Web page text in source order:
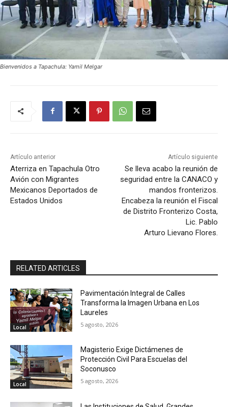
Bienvenidos a Tapachula: Yamil Melgar
Artículo anterior
Aterriza en Tapachula Otro
Avión con Migrantes
Mexicanos Deportados de
Estados Unidos
Artículo siguiente
Se lleva acabo la reunión de
seguridad entre la CANACO y
mandos fronterizos.
Encabeza la reunión el Fiscal
de Distrito Fronterizo Costa,
Lic. Pablo
Arturo Lievano Flores.
RELATED ARTICLES
Local
Pavimentación Integral de Calles
Transforma la Imagen Urbana en Los
Laureles
5 agosto, 2026
Local
Magisterio Exige Dictámenes de
Protección Civil Para Escuelas del
Soconusco
5 agosto, 2026